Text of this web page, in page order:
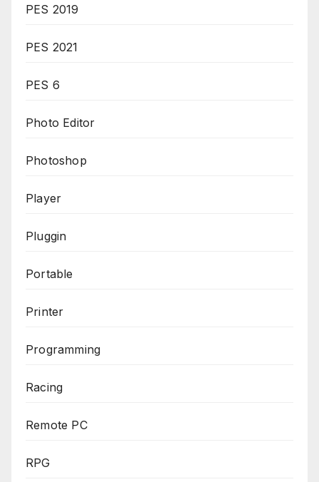
PES 2019
PES 2021
PES 6
Photo Editor
Photoshop
Player
Pluggin
Portable
Printer
Programming
Racing
Remote PC
RPG